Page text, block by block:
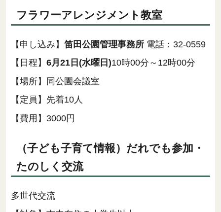
フラワーアレンジメント教室
【申し込み】 笛田公園管理事務所 電話：32-0559
【日程】 6月21日(水曜日)10時00分～12時00分
【場所】同公園会議室
【定員】先着10人
【費用】3000円
（子ども子育て情報）だれでも参加・
たのしく交流
多世代交流